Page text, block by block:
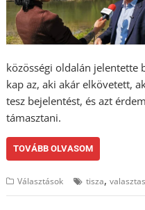
közösségi oldalán
kap az, aki akár elkövetett,
tesz bejelentést, és azt
támasztani.
TOVÁBB OLVASOM
Választások tisza,valasztas